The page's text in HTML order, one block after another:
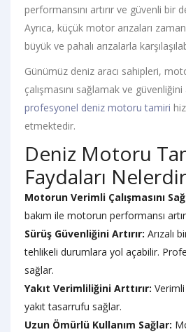
performansını artırır ve güvenli bir
Ayrıca, küçük motor arızaları
büyük ve pahalı arızalarla
Günümüz deniz aracı sahipleri,
çalışmasını sağlamak ve
profesyonel deniz motoru tamiri
etmektedir.
Deniz Motoru
Faydaları
Motorun Verimli Çalışmasını
bakım ile motorun performansı
Sürüş Güvenliğini Artırır: Arızalı
tehlikeli durumlara yol açabilir.
sağlar.
Yakıt Verimliliğini Arttırır:
yakıt tasarrufu sağlar.
Uzun Ömürlü Kullanım Sağlar: